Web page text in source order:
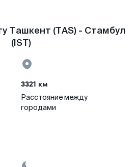
Ташкент (TAS) - Стамбул
(IST)
3321 км
Расстояние между
городами